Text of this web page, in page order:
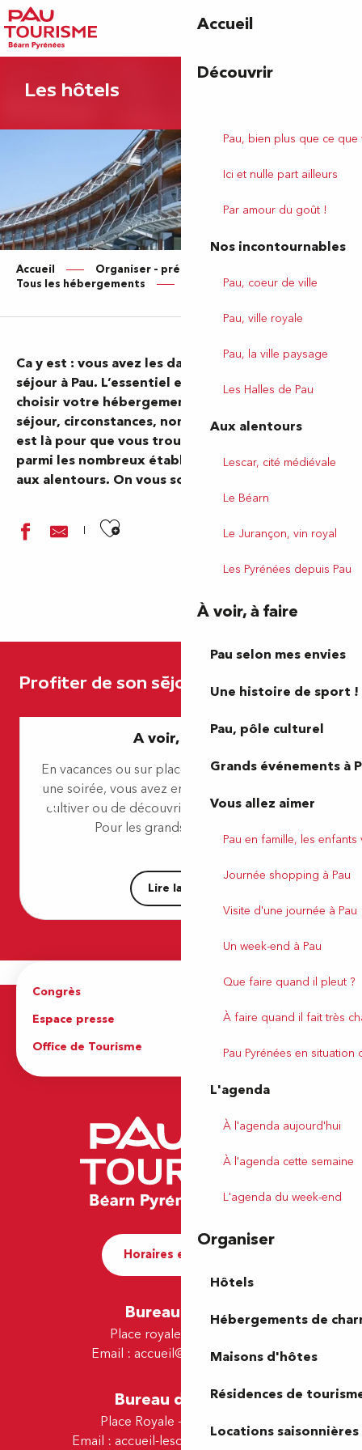
Aller
au
contenu
Accueil
Découvrir
Pau, bien plus que ce
Ici et nulle part ailleurs
Par amour du goût !
Nos incontournables
Pau, coeur de ville
Pau, ville royale
Pau, la ville paysage
Les Halles de Pau
Aux alentours
Lescar, cité médiévale
Le Béarn
Le Jurançon, vin royal
Les Pyrénées depuis Pau
À voir, à faire
Pau selon mes envies
Une histoire de sport !
Pau, pôle culturel
Grands événements à
Vous allez aimer
Pau en famille, les
Journée shopping à Pau
Visite d'une journée à Pau
Un week-end à Pau
Que faire quand il pleut ?
À faire quand il fait très
Pau Pyrénées en situation
L'agenda
À l'agenda aujourd'hui
À l'agenda cette semaine
L'agenda du week-end
Organiser
Hôtels
Hébergements de
Maisons d'hôtes
Résidences de
Locations saisonnières
Les hôtels
Accueil
Organiser – préparer votre séjour
Tous les hébergements
Ca y est : vous avez les dates de votre prochain
séjour à Pau. L’essentiel est maintenant de bien
choisir votre hébergement. Budget, durée du
séjour, circonstances, nombre de personnes, tout
est là pour que vous trouviez l’hébergement idéal
parmi les nombreux établissements en ville, ou
aux alentours. On vous souhaite un bon séjour !
Ajouter aux favoris
Hôtel Kyriad Prestige Pau Zénith Palais des Sports
Hôtel Ibis Budget Pau Est
Hôtel Ibis Pau Centre
Ostal Pau Université - Sure Hotel Collection by Best
Best Western Hôtel & SPA Pau Lescar Aéroport
Hôtel Villa Navarre
Hostellerie du Néez
Hôtel Le Carré d'As
Profiter de son séjour à Pau
A voir, à faire
En vacances ou sur place, pour un week-end où
une soirée, vous avez envie de bouger, de vous
cultiver ou de découvrir de nouvelles activités.
Pour les grands et les petits,...
Lire la suite
Congrès
Espace presse
Brochures
Office de Tourisme
Horaires et contact
Bureau de Pau
Place royale - 64000 Pau
Email : accueil@tourismepau.fr
Bureau de Lescar
Place Royale - 64230 Lescar
Email : accueil-lescar@tourismepau.fr